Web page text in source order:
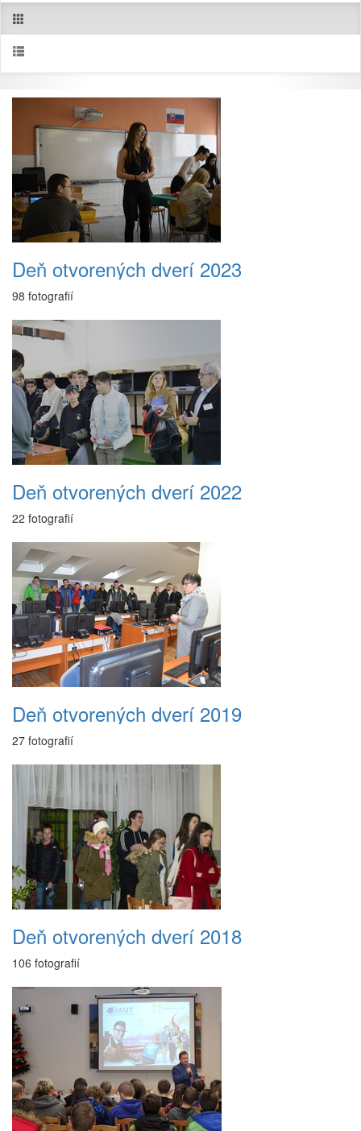
Deň otvorených dverí 2023
98 fotografií
Deň otvorených dverí 2022
22 fotografií
Deň otvorených dverí 2019
27 fotografií
Deň otvorených dverí 2018
106 fotografií